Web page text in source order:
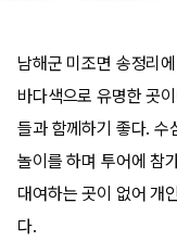
남해군 미조면 송정리
바다색으로 유명한 곳
들과 함께하기 좋다. 수
놀이를 하며 투어에 참
대여하는 곳이 없어 개
다.